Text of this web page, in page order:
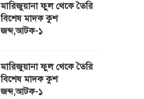
মারিজুয়ানা ফুল থেকে তৈরি
বিশেষ মাদক কুশ
জব্দ,আটক-১
মারিজুয়ানা ফুল থেকে তৈরি
বিশেষ মাদক কুশ
জব্দ,আটক-১